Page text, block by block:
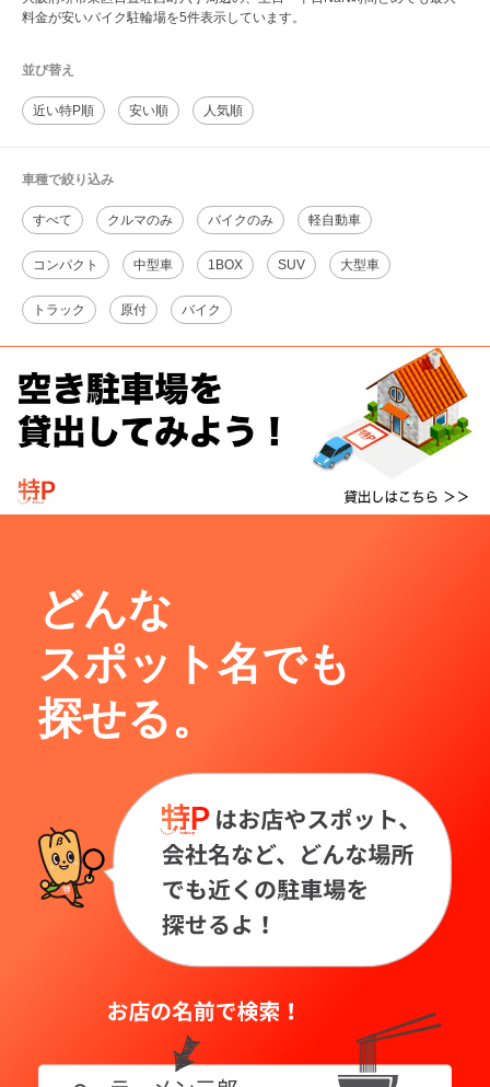
料金が安いバイク駐輪場を5件表示しています。
並び替え
近い特P順 安い順 人気順
車種で絞り込み
すべて クルマのみ バイクのみ 軽自動車
コンパクト 中型車 1BOX SUV 大型車
トラック 原付 バイク
どんな
スポット名でも
探せる。